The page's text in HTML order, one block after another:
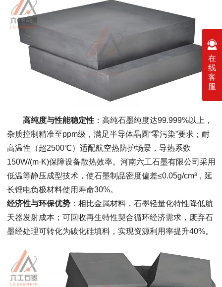
高纯度与性能稳定性：高纯石墨纯度达99.999%以上，
杂质控制精准至ppm级，满足半导体晶圆“零污染”要求；耐
高温性（超2500℃）适配航空热防护场景，导热系数
150W/(m·K)保障设备散热效率。河南六工石墨有限公司采用
低温等静压成型技术，使石墨制品密度偏差≤0.05g/cm³，延
长锂电负极材料使用寿命30%。
经济性与环保优势：相比金属材料，石墨轻量化特性降低航
天器发射成本；可回收再生特性契合循环经济需求，废弃石
墨经处理可转化为碳化硅填料，实现资源利用率提升40%。
在
线
客
服